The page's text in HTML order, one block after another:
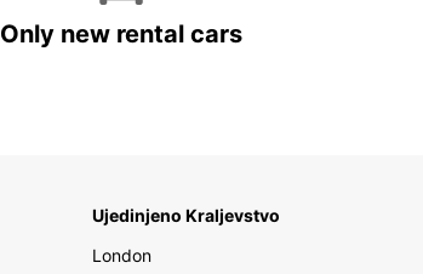
Only new rental cars
Ujedinjeno Kraljevstvo
London